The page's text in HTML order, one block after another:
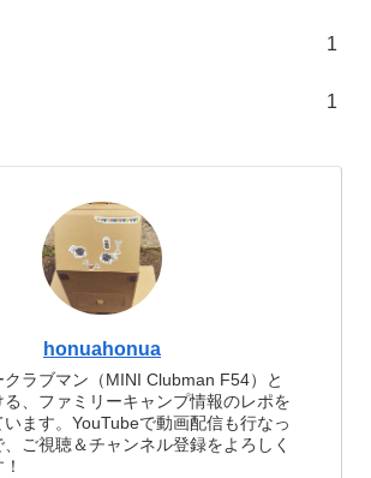
1
1
honuahonua
クラブマン（MINI Clubman F54）と
、ファミリーキャンプ情報のレポを
ます。YouTubeで動画配信も行なっ
ご視聴＆チャンネル登録をよろしく